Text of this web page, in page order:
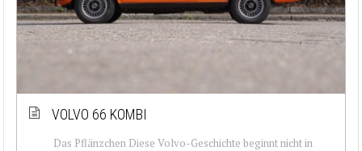
VOLVO 66 KOMBI
Das Pflänzchen Diese Volvo-Geschichte beginnt nicht in